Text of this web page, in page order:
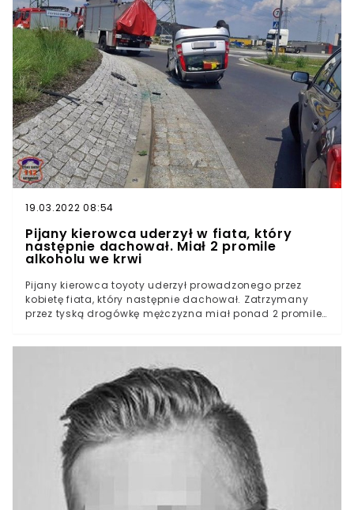
Gdańskim. 31-letni mężczyzna nie tylko został
pobity.Fundacja pomagająca osobom w kryzysie
bezdomności przekazała, że po tym, jak poszkodowany
mężczyzna odzyskał świadomość, zorientował się, że
jego uszy są poranione.Szczegóły tej sprawy są
bulwersujące. Po tym, jak policjanci natrafili na wpis w
mediach społecznościowych, natychmiast podjęli
działania.
19.03.2022 08:54
Pijany kierowca uderzył w fiata, który
następnie dachował. Miał 2 promile
alkoholu we krwi
Pijany kierowca toyoty uderzył prowadzonego przez
kobietę fiata, który następnie dachował. Zatrzymany
przez tyską drogówkę mężczyzna miał ponad 2 promile